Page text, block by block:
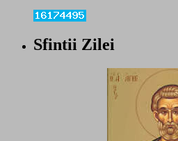
Sfintii Zilei